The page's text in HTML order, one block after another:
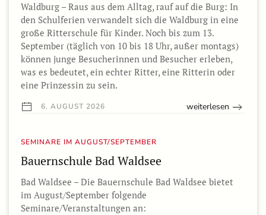
Waldburg – Raus aus dem Alltag, rauf auf die Burg: In
den Schulferien verwandelt sich die Waldburg in eine
große Ritterschule für Kinder. Noch bis zum 13.
September (täglich von 10 bis 18 Uhr, außer montags)
können junge Besucherinnen und Besucher erleben,
was es bedeutet, ein echter Ritter, eine Ritterin oder
eine Prinzessin zu sein.
6. AUGUST 2026 weiterlesen
SEMINARE IM AUGUST/SEPTEMBER
Bauernschule Bad Waldsee
Bad Waldsee – Die Bauernschule Bad Waldsee bietet
im August/September folgende
Seminare/Veranstaltungen an: